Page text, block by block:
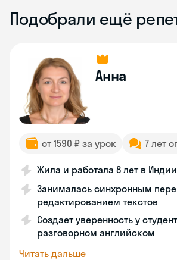
Подобрали ещё
Анна
от 1590 ₽ за урок 7 лет
Жила и работала 8 лет в
Занималась синхронным
редактированием текстов
Создает уверенность у
разговорном английском
Читать дальше